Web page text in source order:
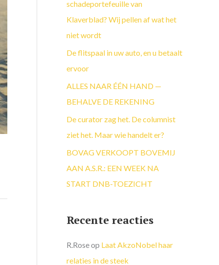
a
a
r
:
schadeportefeuille van
Klaverblad? Wij pellen af wat het
niet wordt
De flitspaal in uw auto, en u betaalt
ervoor
ALLES NAAR ÉÉN HAND —
BEHALVE DE REKENING
De curator zag het. De columnist
ziet het. Maar wie handelt er?
BOVAG VERKOOPT BOVEMIJ
AAN A.S.R.: EEN WEEK NA
START DNB-TOEZICHT
Recente reacties
R.Roseop Laat AkzoNobel haar
relaties in de steek